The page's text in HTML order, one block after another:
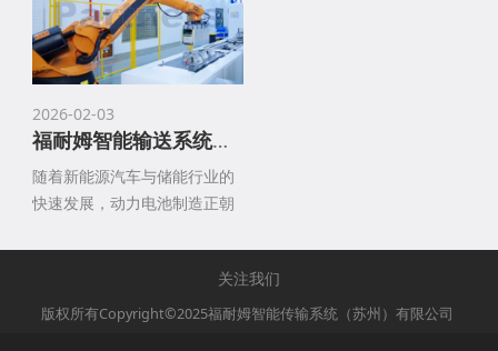
诚邀新老客户、行业伙伴莅临
展位（深圳国际会展中心14号
馆14T157）交流洽谈，携手探
2026-02-03
福耐姆智能输送系统：助力锂电工厂高效升级
随着新能源汽车与储能行业的
快速发展，动力电池制造正朝
化、集成化的方向全面迈进。
传统输送设备已难以匹配生产
需求，而模块化输送系统凭借
关注我们
版权所有Copyright©2025福耐姆智能传输系统（苏州）有限公司